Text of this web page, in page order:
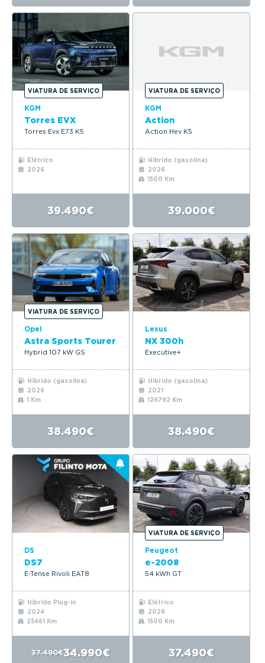
VIATURA DE SERVIÇO
KGM
Torres EVX
Torres Evx E73 K5
Elétrico
2026
39.490€
VIATURA DE SERVIÇO
KGM
Action
Action Hev K5
Híbrido (gasolina)
2026
1500 Km
39.000€
VIATURA DE SERVIÇO
Opel
Astra Sports Tourer
Hybrid 107 kW GS
Híbrido (gasolina)
2026
1 Km
38.490€
Lexus
NX 300h
Executive+
Híbrido (gasolina)
2021
126792 Km
38.490€
DS
DS7
E-Tense Rivoli EAT8
Híbrido Plug-in
2024
25461 Km
37.490€34.990€
VIATURA DE SERVIÇO
Peugeot
e-2008
54 kWh GT
Elétrico
2026
1500 Km
37.490€